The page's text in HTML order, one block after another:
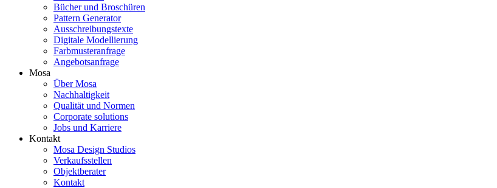
Bücher und Broschüren
Pattern Generator
Ausschreibungstexte
Digitale Modellierung
Farbmusteranfrage
Angebotsanfrage
Mosa
Über Mosa
Nachhaltigkeit
Qualität und Normen
Corporate solutions
Jobs und Karriere
Kontakt
Mosa Design Studios
Verkaufsstellen
Objektberater
Kontakt